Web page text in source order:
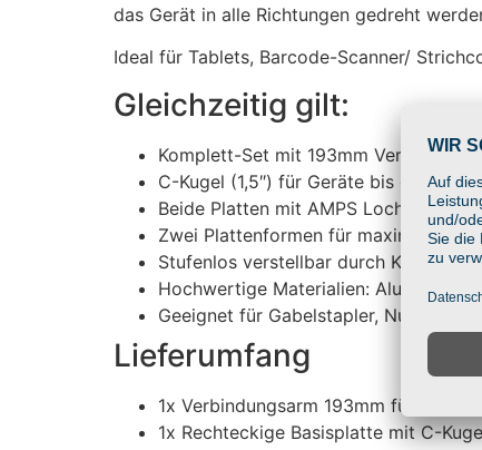
das Gerät in alle Richtungen gedreht
Ideal für Tablets, Barcode-Scanner/
Gleichzeitig gilt:
Komplett-Set mit 193mm Verbinder,
C-Kugel (1,5″) für Geräte bis ca. 3 kg
Beide Platten mit AMPS Lochbild
Zwei Plattenformen für maximale
Stufenlos verstellbar durch
Hochwertige Materialien: Aluminium
Geeignet für Gabelstapler,
Lieferumfang
1x Verbindungsarm 193mm für C-
1x Rechteckige Basisplatte mit C-